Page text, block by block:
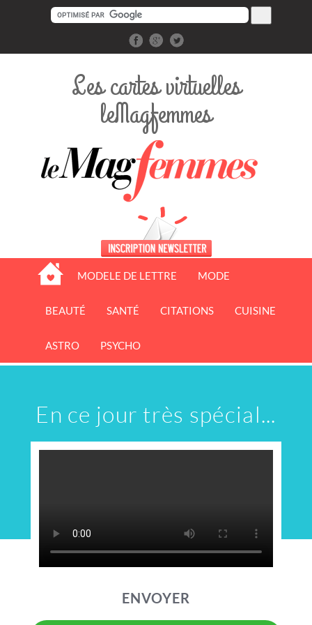
Les cartes virtuelles
leMagfemmes
MODELE DE LETTRE MODE
BEAUTÉ SANTÉ CITATIONS CUISINE
ASTRO PSYCHO
En ce jour très spécial...
ENVOYER